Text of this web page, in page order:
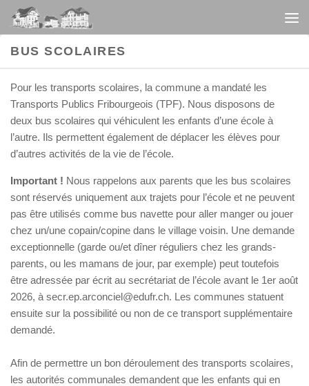
Au dessous du contenu
BUS SCOLAIRES
Pour les transports scolaires, la commune a mandaté les
Transports Publics Fribourgeois (TPF). Nous disposons de
deux bus scolaires qui véhiculent les enfants d’une école à
l’autre. Ils permettent également de déplacer les élèves pour
d’autres activités de la vie de l’école.
Important ! Nous rappelons aux parents que les bus scolaires
sont réservés uniquement aux trajets pour l’école et ne peuvent
pas être utilisés comme bus navette pour aller manger ou jouer
chez un/une copain/copine dans le village voisin. Une demande
exceptionnelle (garde ou/et dîner réguliers chez les grands-
parents, ou les mamans de jour, par exemple) peut toutefois
être adressée par écrit au secrétariat de l’école avant le 1er août
2026, à secr.ep.arconciel@edufr.ch. Les communes statuent
ensuite sur la possibilité ou non de ce transport supplémentaire
demandé.
Afin de permettre un bon déroulement des transports scolaires,
les autorités communales demandent que les enfants qui en